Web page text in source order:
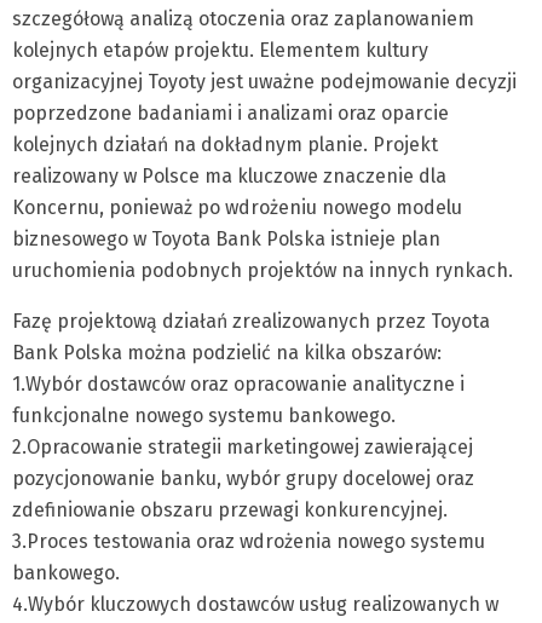
szczegółową analizą otoczenia oraz zaplanowaniem
kolejnych etapów projektu. Elementem kultury
organizacyjnej Toyoty jest uważne podejmowanie decyzji
poprzedzone badaniami i analizami oraz oparcie
kolejnych działań na dokładnym planie. Projekt
realizowany w Polsce ma kluczowe znaczenie dla
Koncernu, ponieważ po wdrożeniu nowego modelu
biznesowego w Toyota Bank Polska istnieje plan
uruchomienia podobnych projektów na innych rynkach.
Fazę projektową działań zrealizowanych przez Toyota
Bank Polska można podzielić na kilka obszarów:
1.Wybór dostawców oraz opracowanie analityczne i
funkcjonalne nowego systemu bankowego.
2.Opracowanie strategii marketingowej zawierającej
pozycjonowanie banku, wybór grupy docelowej oraz
zdefiniowanie obszaru przewagi konkurencyjnej.
3.Proces testowania oraz wdrożenia nowego systemu
bankowego.
4.Wybór kluczowych dostawców usług realizowanych w